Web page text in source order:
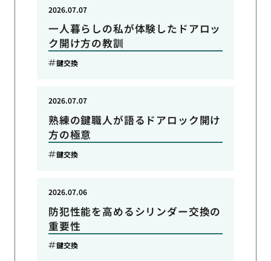
一人暮らしの私が体験したドアロッ
ク開け方の教訓
2026.07.07
鍵交換
熟練の鍵職人が語るドアロック開け
方の極意
2026.07.07
鍵交換
防犯性能を高めるシリンダー交換の
重要性
2026.07.06
鍵交換